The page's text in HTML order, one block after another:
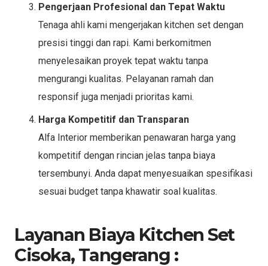
Pengerjaan Profesional dan Tepat Waktu
Tenaga ahli kami mengerjakan kitchen set dengan
presisi tinggi dan rapi. Kami berkomitmen
menyelesaikan proyek tepat waktu tanpa
mengurangi kualitas. Pelayanan ramah dan
responsif juga menjadi prioritas kami.
Harga Kompetitif dan Transparan
Alfa Interior memberikan penawaran harga yang
kompetitif dengan rincian jelas tanpa biaya
tersembunyi. Anda dapat menyesuaikan spesifikasi
sesuai budget tanpa khawatir soal kualitas.
Layanan Biaya Kitchen Set
Cisoka, Tangerang :